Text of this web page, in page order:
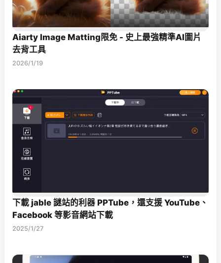
Aiarty Image Matting限免 - 史上最強精準AI圖片
去背工具
2026/1/19
下載 jable 謎站的利器 PPTube，還支援 YouTube、
Facebook 等影音網站下載
2025/1/27